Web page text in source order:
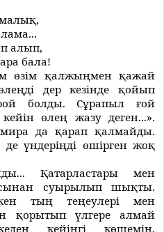
алып,
бала!
өзiм қалжыңмен қажай
дер кезiнде қойып
болды. Сұрапыл ғой
өлең жазу деген...».
да қарап қалмайды.
де үндерiңдi өшiрген жоқ
Қатарластары мен
суырылып шықты.
тың теңеулері мен
қорытып үлгере алмай
кейінгі көшемін,